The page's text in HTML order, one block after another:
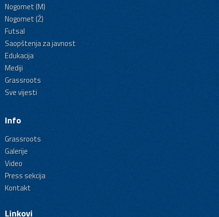
Nogomet (M)
Nogomet (Ž)
Futsal
Saopštenja za javnost
Edukacija
Mediji
Grassroots
Sve vijesti
Info
Grassroots
Galerije
Video
Press sekcija
Kontakt
Linkovi